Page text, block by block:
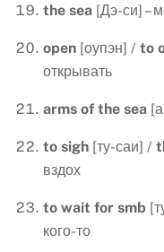
the sea [Дэ-си] –
open [оупэн] / to
открывать
arms of the sea
to sigh [ту-саи] /
вздох
to wait for smb
кого-то